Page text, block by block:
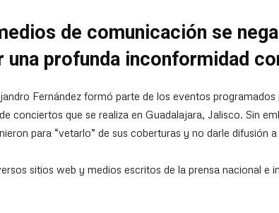
de comunicación se
una profunda inconformidad
Fernández formó parte de los eventos programados
conciertos que se realiza en Guadalajara, Jalisco. Sin
para “vetarlo” de sus coberturas y no darle difusión
sitios web y medios escritos de la prensa nacional e